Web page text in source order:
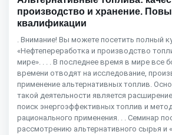
производство и хранение.
квалификации
. Внимание! Вы можете посетить полный
«Нефтепереработка и производство
мире». . . . В последнее время в мире все
времени отводят на исследование,
применение альтернативных топлив.
такой деятельности является
поиск энергоэффективных топлив и
рационального применения. . . Семинар
рассмотрению альтернативного сырья и